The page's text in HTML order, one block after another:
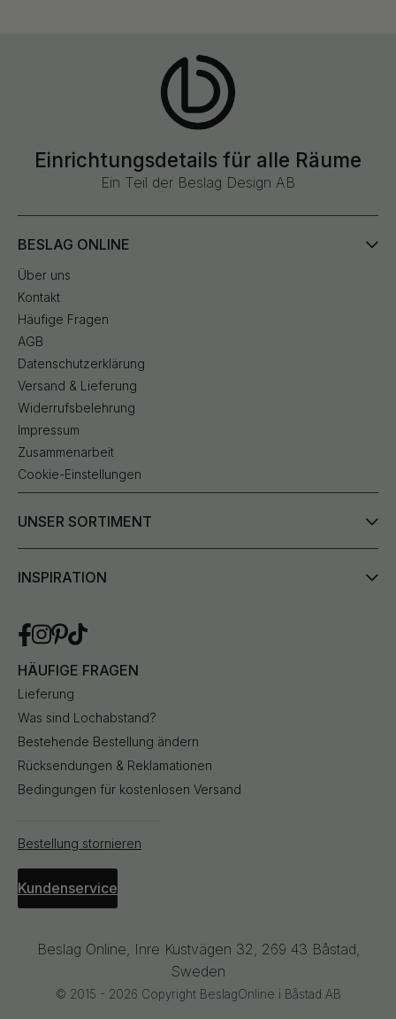
Einrichtungsdetails für alle Räume
Ein Teil der Beslag Design AB
BESLAG ONLINE
Über uns
Kontakt
Häufige Fragen
AGB
Datenschutzerklärung
Versand & Lieferung
Widerrufsbelehrung
Impressum
Zusammenarbeit
Cookie-Einstellungen
UNSER SORTIMENT
INSPIRATION
HÄUFIGE FRAGEN
Lieferung
Was sind Lochabstand?
Bestehende Bestellung ändern
Rücksendungen & Reklamationen
Bedingungen für kostenlosen Versand
Bestellung stornieren
Kundenservice
Beslag Online, Inre Kustvägen 32, 269 43 Båstad,
Sweden
© 2015 - 2026 Copyright BeslagOnline i Båstad AB